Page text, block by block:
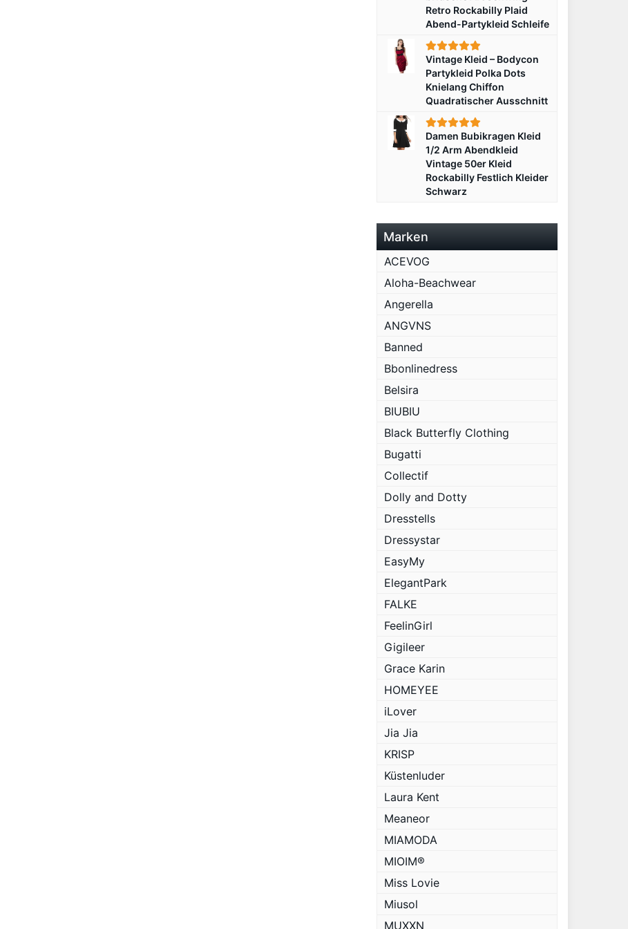
Retro Rockabilly Plaid
Abend-Partykleid Schleife
Vintage Kleid – Bodycon
Partykleid Polka Dots
Knielang Chiffon
Quadratischer Ausschnitt
Damen Bubikragen Kleid
1/2 Arm Abendkleid
Vintage 50er Kleid
Rockabilly Festlich Kleider
Schwarz
Marken
ACEVOG
Aloha-Beachwear
Angerella
ANGVNS
Banned
Bbonlinedress
Belsira
BIUBIU
Black Butterfly Clothing
Bugatti
Collectif
Dolly and Dotty
Dresstells
Dressystar
EasyMy
ElegantPark
FALKE
FeelinGirl
Gigileer
Grace Karin
HOMEYEE
iLover
Jia Jia
KRISP
Küstenluder
Laura Kent
Meaneor
MIAMODA
MIOIM®
Miss Lovie
Miusol
MUXXN